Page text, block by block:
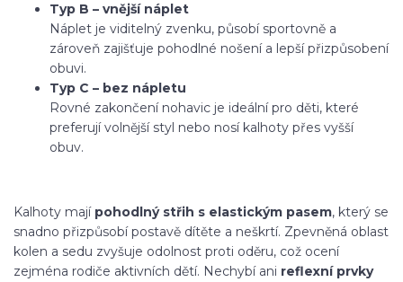
Typ B – vnější náplet
Náplet je viditelný zvenku, působí sportovně a
zároveň zajišťuje pohodlné nošení a lepší přizpůsobení
obuvi.
Typ C – bez nápletu
Rovné zakončení nohavic je ideální pro děti, které
preferují volnější styl nebo nosí kalhoty přes vyšší
obuv.
Kalhoty mají pohodlný střih s elastickým pasem, který se
snadno přizpůsobí postavě dítěte a neškrtí. Zpevněná oblast
kolen a sedu zvyšuje odolnost proti oděru, což ocení
zejména rodiče aktivních dětí. Nechybí ani reflexní prvky